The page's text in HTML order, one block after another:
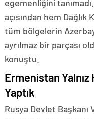
egemenliğini
açısından hem Dağlık
tüm bölgelerin
ayrılmaz bir parçası
konuştu.
Ermenistan
Yaptık
Rusya Devlet